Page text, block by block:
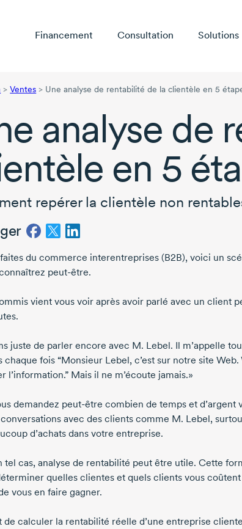
Financement Consultation Solutions
> Ventes > Une analyse de rentabilité de la clientèle en 5
analyse de
en 5
repérer la clientèle non
du commerce interentreprises (B2B), voici un
peut-être.
vient vous voir après avoir parlé avec un client
juste de parler encore avec M. Lebel. Il m’appelle
chaque fois “Monsieur Lebel, c’est sur notre site
l’information.” Mais il ne m’écoute jamais.»
demandez peut-être combien de temps et d’argent
avec des clients comme M. Lebel,
d’achats dans votre entreprise.
tel cas, analyse de rentabilité peut être utile. Cette
quelles clientes et quels clients vous coûtent
vous en faire gagner.
de calculer la rentabilité réelle d’une entreprise